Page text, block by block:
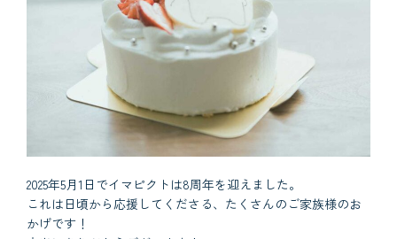
2025年5月1日でイマピクトは8周年を迎えました。
これは日頃から応援してくださる、たくさんのご家族様のお
かげです！